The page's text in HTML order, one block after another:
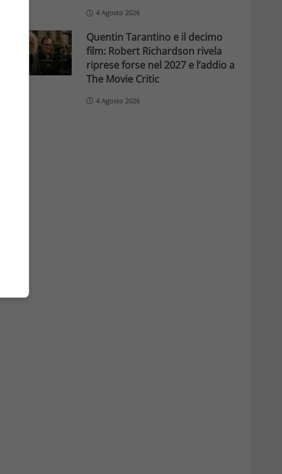
4 Agosto 2026
Quentin Tarantino e il decimo
film: Robert Richardson rivela
riprese forse nel 2027 e l’addio a
The Movie Critic
4 Agosto 2026